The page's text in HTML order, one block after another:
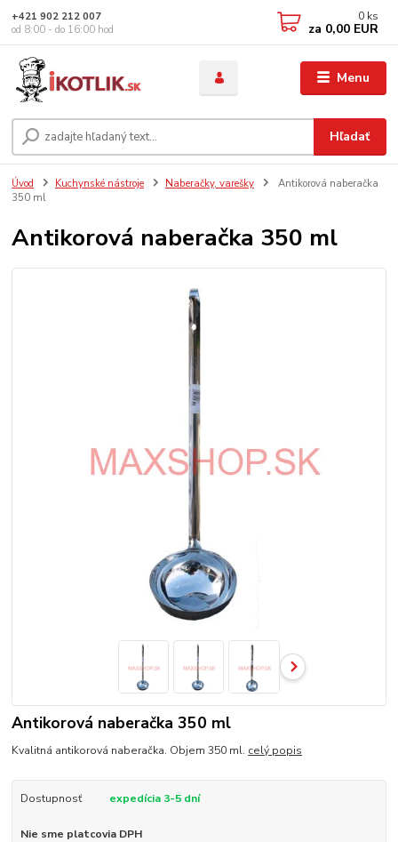
Menu
Hľadať
+421 902 212 007
od 8:00 - do 16:00 hod
0 ks
za 0,00 EUR
Úvod Kuchynské nástroje Naberačky, varešky
Antikorová naberačka
350 ml
Antikorová naberačka 350 ml
Antikorová naberačka 350 ml
Kvalitná antikorová naberačka. Objem 350 ml. celý popis
Dostupnosť expedícia 3-5 dní
Nie sme platcovia DPH